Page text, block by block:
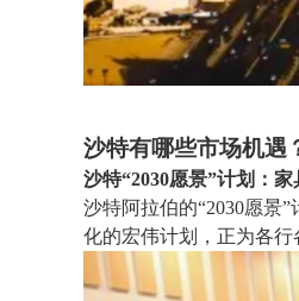
沙特有哪些市场机遇
沙特“2030愿景”计划：
沙特阿拉伯的“2030愿景
化的宏伟计划，正为各